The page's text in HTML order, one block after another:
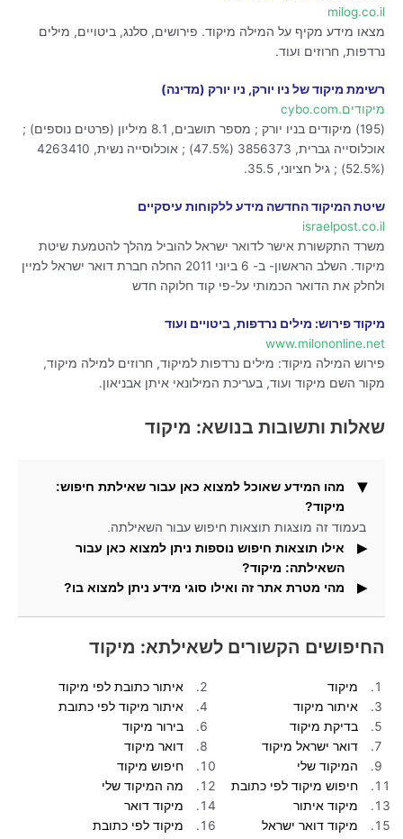
milog.co.il
מצאו מידע מקיף על המילה מיקוד. פירושים, סלנג, ביטויים, מילים
נרדפות, חרוזים ועוד.
רשימת מיקוד של ניו יורק, ניו יורק (מדינה)
מיקודים.cybo.com
(195) מיקודים בניו יורק ; מספר תושבים, 8.1 מיליון (פרטים נוספים) ;
אוכלוסייה גברית, 3856373 (47.5%) ; אוכלוסייה נשית, 4263410
(52.5%) ; גיל חציוני, 35.5.
שיטת המיקוד החדשה מידע ללקוחות עיסקיים
israelpost.co.il
משרד התקשורת אישר לדואר ישראל להוביל מהלך להטמעת שיטת
מיקוד. השלב הראשון- ב- 6 ביוני 2011 החלה חברת דואר ישראל למיין
ולחלק את הדואר הכמותי על-פי קוד חלוקה חדש
מיקוד פירוש: מילים נרדפות, ביטויים ועוד
www.milononline.net
פירוש המילה מיקוד: מילים נרדפות למיקוד, חרוזים למילה מיקוד,
מקור השם מיקוד ועוד, בעריכת המילונאי איתן אבניאון.
שאלות ותשובות בנושא: מיקוד
מהו המידע שאוכל למצוא כאן עבור שאילתת חיפוש:
מיקוד?
בעמוד זה מוצגות תוצאות חיפוש עבור השאילתה.
אילו תוצאות חיפוש נוספות ניתן למצוא כאן עבור
השאילתה: מיקוד?
וגם תמצאו בדף זה תמונות העונות על שאילתת החיפוש.
מהי מטרת אתר זה ואילו סוגי מידע ניתן למצוא בו?
החיפושים הקשורים לשאילתא: מיקוד
מיקוד
איתור כתובת לפי מיקוד
איתור מיקוד
איתור מיקוד לפי כתובת
בדיקת מיקוד
בירור מיקוד
דואר ישראל מיקוד
דואר מיקוד
המיקוד שלי
חיפוש מיקוד
חיפוש מיקוד לפי כתובת
מה המיקוד שלי
מיקוד איתור
מיקוד דואר
מיקוד דואר ישראל
מיקוד לפי כתובת